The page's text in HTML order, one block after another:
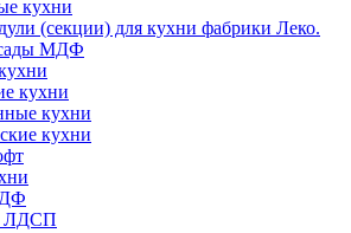
кухни
(секции) для кухни фабрики Леко.
МДФ
кухни
кухни
кухни
ЛДСП